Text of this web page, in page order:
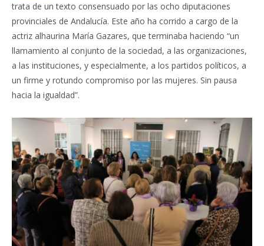
trata de un texto consensuado por las ocho diputaciones
provinciales de Andalucía. Este año ha corrido a cargo de la
actriz alhaurina María Gazares, que terminaba haciendo “un
llamamiento al conjunto de la sociedad, a las organizaciones,
a las instituciones, y especialmente, a los partidos políticos, a
un firme y rotundo compromiso por las mujeres. Sin pausa
hacia la igualdad”.